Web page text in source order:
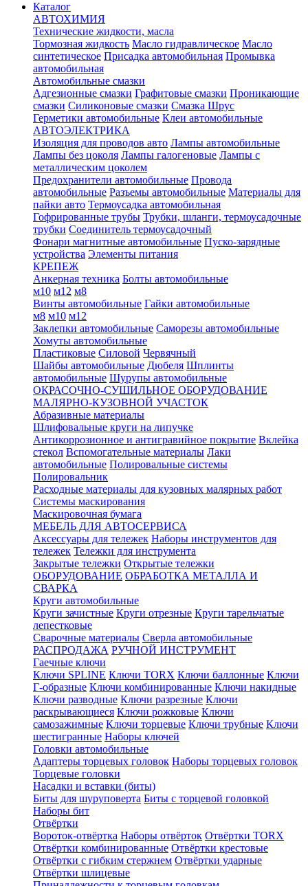
Каталог
АВТОХИМИЯ
Технические жидкости, масла
Тормозная жидкость Масло гидравлическое Масло
синтетическое Присадка автомобильная Промывка
автомобильная
Автомобильные смазки
Адгезионные смазки Графитовые смазки Проникающие
смазки Силиконовые смазки Смазка Шрус
Герметики автомобильные Клеи автомобильные
АВТОЭЛЕКТРИКА
Изоляция для проводов авто Лампы автомобильные
Лампы без цоколя Лампы галогеновые Лампы с
металлическим цоколем
Предохранители автомобильные Провода
автомобильные Разъемы автомобильные Материалы для
пайки авто Термоусадка автомобильная
Гофрированные трубы Трубки, шланги, термоусадочные
трубки Соединитель термоусадочный
Фонари магнитные автомобильные Пуско-зарядные
устройства Элементы питания
КРЕПЕЖ
Анкерная техника Болты автомобильные
м10 м12 м8
Винты автомобильные Гайки автомобильные
м8 м10 м12
Заклепки автомобильные Саморезы автомобильные
Хомуты автомобильные
Пластиковые Силовой Червячный
Шайбы автомобильные Дюбеля Шплинты
автомобильные Шурупы автомобильные
ОКРАСОЧНО-СУШИЛЬНОЕ ОБОРУДОВАНИЕ
МАЛЯРНО-КУЗОВНОЙ УЧАСТОК
Абразивные материалы
Шлифовальные круги на липучке
Антикоррозионное и антигравийное покрытие Вклейка
стекол Вспомогательные материалы Лаки
автомобильные Полировальные системы
Полировальник
Расходные материалы для кузовных малярных работ
Системы маскирования
Маскировочная бумага
МЕБЕЛЬ ДЛЯ АВТОСЕРВИСА
Аксессуары для тележек Наборы инструментов для
тележек Тележки для инструмента
Закрытые тележки Открытые тележки
ОБОРУДОВАНИЕ ОБРАБОТКА МЕТАЛЛА И
СВАРКА
Круги автомобильные
Круги зачистные Круги отрезные Круги тарельчатые
лепестковые
Сварочные материалы Сверла автомобильные
РАСПРОДАЖА РУЧНОЙ ИНСТРУМЕНТ
Гаечные ключи
Ключи SPLINE Ключи TORX Ключи баллонные Ключи
Г-образные Ключи комбинированные Ключи накидные
Ключи разводные Ключи разрезные Ключи
раскрывающиеся Ключи рожковые Ключи
самозажимные Ключи торцевые Ключи трубные Ключи
шестигранные Наборы ключей
Головки автомобильные
Адаптеры торцевых головок Наборы торцевых головок
Торцевые головки
Насадки и вставки (биты)
Биты для шуруповерта Биты с торцевой головкой
Наборы бит
Отвёртки
Вороток-отвёртка Наборы отвёрток Отвёртки TORX
Отвёртки комбинированные Отвёртки крестовые
Отвёртки с гибким стержнем Отвёртки ударные
Отвёртки шлицевые